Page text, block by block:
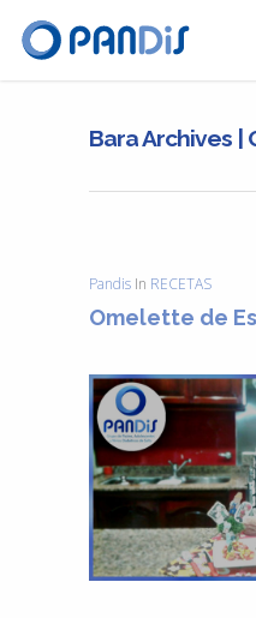
Bara Archives |
Pandis In RECETAS
Omelette de